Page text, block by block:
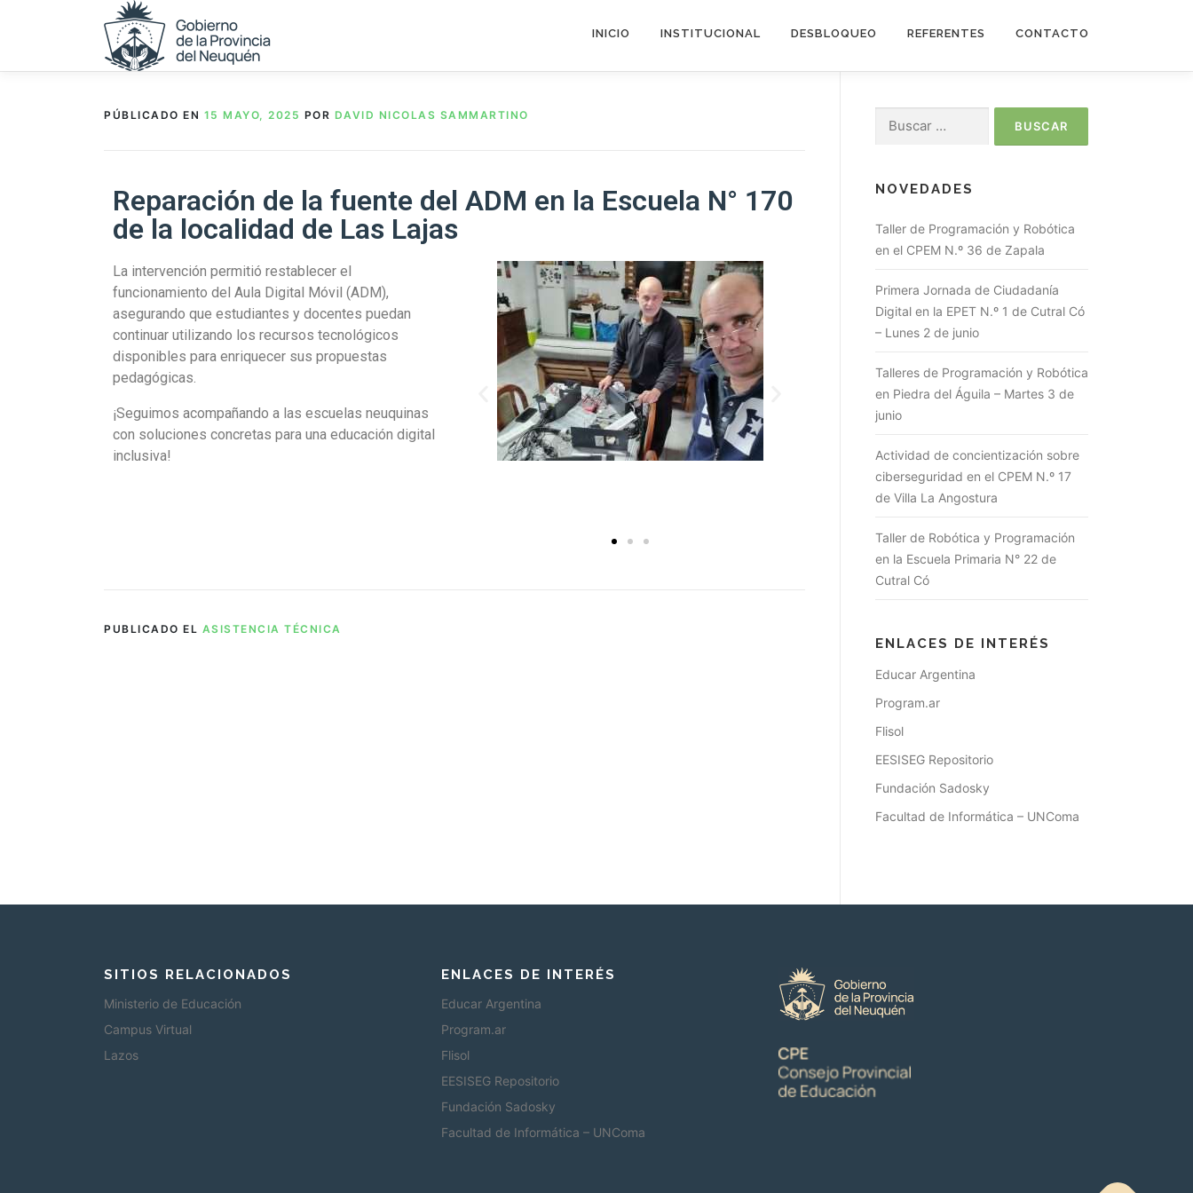
INICIO INSTITUCIONAL DESBLOQUEO REFERENTES CONTACTO
PÚBLICADO EN 15 MAYO, 2025 POR DAVID NICOLAS SAMMARTINO
Reparación de la fuente del ADM en la Escuela N° 170
de la localidad de Las Lajas
La intervención permitió restablecer el
funcionamiento del Aula Digital Móvil (ADM),
asegurando que estudiantes y docentes puedan
continuar utilizando los recursos tecnológicos
disponibles para enriquecer sus propuestas
pedagógicas.
¡Seguimos acompañando a las escuelas neuquinas
con soluciones concretas para una educación digital
inclusiva!
PUBLICADO EL ASISTENCIA TÉCNICA
NOVEDADES
Taller de Programación y Robótica
en el CPEM N.º 36 de Zapala
Primera Jornada de Ciudadanía
Digital en la EPET N.º 1 de Cutral Có
– Lunes 2 de junio
Talleres de Programación y Robótica
en Piedra del Águila – Martes 3 de
junio
Actividad de concientización sobre
ciberseguridad en el CPEM N.º 17
de Villa La Angostura
Taller de Robótica y Programación
en la Escuela Primaria N° 22 de
Cutral Có
ENLACES DE INTERÉS
Educar Argentina
Program.ar
Flisol
EESISEG Repositorio
Fundación Sadosky
Facultad de Informática – UNComa
SITIOS RELACIONADOS
Ministerio de Educación
Campus Virtual
Lazos
ENLACES DE INTERÉS
Educar Argentina
Program.ar
Flisol
EESISEG Repositorio
Fundación Sadosky
Facultad de Informática – UNComa